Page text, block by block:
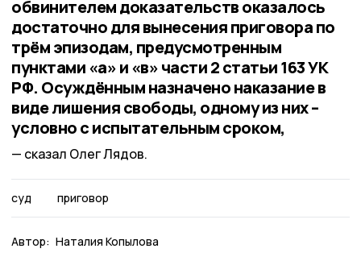
обвинителем доказательств оказалось
достаточно для вынесения приговора по
трём эпизодам, предусмотренным
пунктами «а» и «в» части 2 статьи 163 УК
РФ. Осуждённым назначено наказание в
виде лишения свободы, одному из них –
условно с испытательным сроком,
сказал Олег Лядов.
суд приговор
Автор: Наталия Копылова